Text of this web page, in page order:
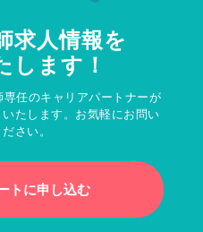
求人情報を
します！
任のキャリアパートナーが
たします。お気軽にお問い
さい。
トに申し込む